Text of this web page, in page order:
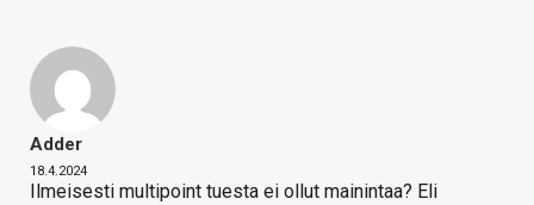
Adder
18.4.2024
Ilmeisesti multipoint tuesta ei ollut mainintaa? Eli